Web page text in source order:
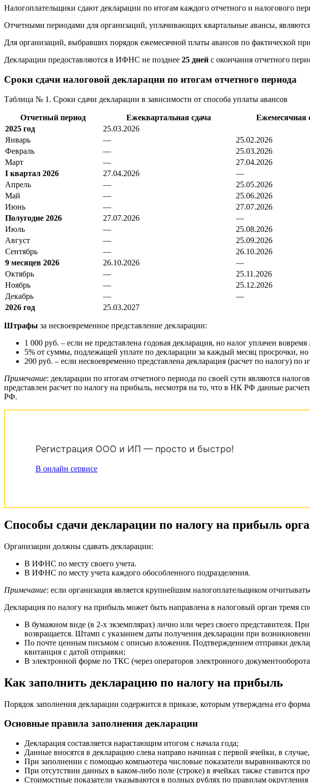
Налогоплательщики сдают декларации по итогам каждого отчетного и налогового
Отчетными периодами для организаций, уплачивающих квартальные авансы,
Для организаций, выбравших порядок ежемесячной платы авансов по фактической
Декларации предоставляются в ИФНС не позднее 25 дней с окончания отчетного
Сроки сдачи налоговой декларации по итогам отчетного периода
Таблица № 1. Сроки сдачи декларации в зависимости от способа уплаты авансов
Отчетный период Ежеквартальная сдача
Ежемесячная
2025 год
25.03.2026
Январь
—
25.02.2026
Февраль
—
25.03.2026
Март
—
27.04.2026
I квартал 2026
27.04.2026
—
Апрель
—
25.05.2026
Май
—
25.06.2026
Июнь
—
27.07.2026
Полугодие 2026
27.07.2026
—
Июль
—
25.08.2026
Август
—
25.09.2026
Сентябрь
—
26.10.2026
9 месяцев 2026
26.10.2026
—
Октябрь
—
25.11.2026
Ноябрь
—
25.12.2026
Декабрь
—
—
2026 год
25.03.2027
Штрафы за несвоевременное представление декларации:
1 000 руб. – если не представлена годовая декларация, но налог уплачен
5% от суммы, подлежащей уплате по декларации за каждый месяц просрочки,
200 руб. – если несвоевременно представлена декларация (расчет по налогу) по
Примечание: декларации по итогам отчетного периода по своей сути являются
представлен расчет по налогу на прибыль, несмотря на то, что в НК РФ данные
РФ.
Регистрация ООО и ИП — просто и быстро!
В онлайн сервисе
Способы сдачи декларации по налогу на прибыль
Организации должны сдавать декларации:
В ИФНС по месту своего учета.
В ИФНС по месту учета каждого обособленного подразделения.
Примечание: если организация является крупнейшим налогоплательщиком
Декларация по налогу на прибыль может быть направлена в налоговый орган тремя
В бумажном виде (в 2-х экземплярах) лично или через своего представителя.
возвращается. Штамп с указанием даты получения декларации при
По почте ценным письмом с описью вложения. Подтверждением отправки
квитанция с датой отправки;
В электронной форме по ТКС (через операторов электронного
Как заполнить декларацию по налогу на прибыль
Порядок заполнения декларации содержится в приказе, которым утверждена его
Основные правила заполнения декларации
Декларация составляется нарастающим итогом с начала года;
Данные вносятся в декларацию слева направо начиная с первой ячейки, в
При заполнении с помощью компьютера числовые показатели выравниваются
При отсутствии данных в каком-либо поле (строке) в ячейках также ставится
Стоимостные показатели указываются в полных рублях по правилам округления